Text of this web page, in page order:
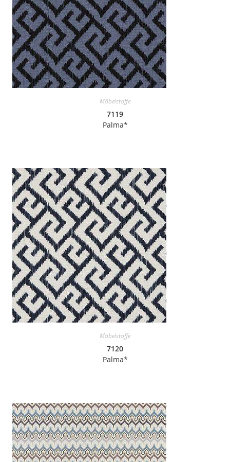
Möbelstoffe
7119
Palma*
Möbelstoffe
7120
Palma*